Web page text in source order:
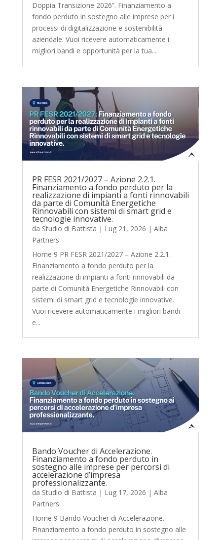
Doppia Transizione 2026”. Finanziamento a
fondo perduto in sostegno alle imprese per i
processi di digitalizzazione e sostenibilità
aziendale. Vuoi ricevere automaticamente i
migliori bandi e opportunità per la tua...
PR FESR 2021/2027 – Azione 2.2.1.
Finanziamento a fondo perduto per la
realizzazione di impianti a fonti rinnovabili
da parte di Comunità Energetiche
Rinnovabili con sistemi di smart grid e
tecnologie innovative.
da Studio di Battista | Lug 21, 2026 | Alba
Partners
Home 9 PR FESR 2021/2027 – Azione 2.2.1.
Finanziamento a fondo perduto per la
realizzazione di impianti a fonti rinnovabili da
parte di Comunità Energetiche Rinnovabili con
sistemi di smart grid e tecnologie innovative.
Vuoi ricevere automaticamente i migliori bandi
e...
Bando Voucher di Accelerazione.
Finanziamento a fondo perduto in
sostegno alle imprese per percorsi di
accelerazione d’impresa
professionalizzante.
da Studio di Battista | Lug 17, 2026 | Alba
Partners
Home 9 Bando Voucher di Accelerazione.
Finanziamento a fondo perduto in sostegno alle